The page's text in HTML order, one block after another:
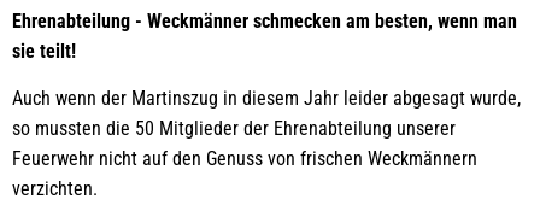
Ehrenabteilung - Weckmänner schmecken am besten, wenn man
sie teilt!
Auch wenn der Martinszug in diesem Jahr leider abgesagt wurde,
so mussten die 50 Mitglieder der Ehrenabteilung unserer
Feuerwehr nicht auf den Genuss von frischen Weckmännern
verzichten.